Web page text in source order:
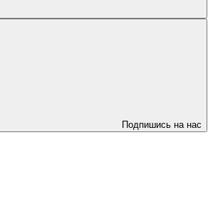
Подпишись на нас